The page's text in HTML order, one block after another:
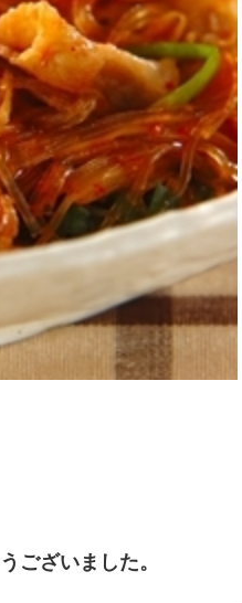
ございました。